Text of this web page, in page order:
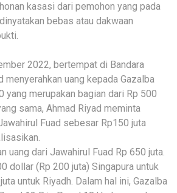
kasasi dari pemohon yang pada
bebas atau dakwaan
2022, bertempat di Bandara
menyerahkan uang kepada Gazalba
yang merupakan bagian dari Rp 500
sama, Ahmad Riyad meminta
Fuad sebesar Rp150 juta
uang dari Jawahirul Fuad Rp 650 juta.
dollar (Rp 200 juta) Singapura untuk
untuk Riyadh. Dalam hal ini, Gazalba